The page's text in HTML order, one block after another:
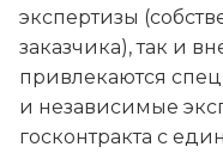
экспертизы
заказчика), так и
привлекаются
и независимые
госконтракта с